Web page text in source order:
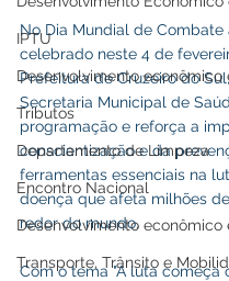
IPTU
Desenvolvimento econômico
Tributos
Departamento de Limpeza
Encontro Nacional
Desenvolvimento econômico
Transporte, Trânsito e
No Dia Mundial de Combate
celebrado neste 4 de
Prefeitura de Cruzeiro do
Secretaria Municipal de
programação e reforça a
conscientização e da
ferramentas essenciais na
doença que afeta milhões
redor do mundo.
Com o tema "A luta começa